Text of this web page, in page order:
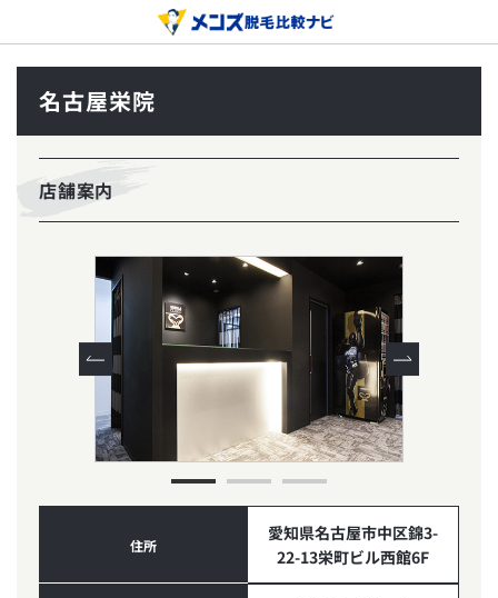
名古屋栄院
店舗案内
住所
愛知県名古屋市中区錦3-
22-13栄町ビル西館6F